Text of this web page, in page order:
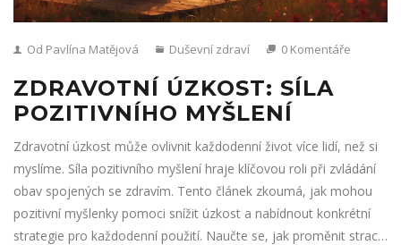
Od Pavlína Matějová Duševní zdraví 0 Komentáře
ZDRAVOTNÍ ÚZKOST: SÍLA
POZITIVNÍHO MYŠLENÍ
Zdravotní úzkost může ovlivnit každodenní život více lidí, než si
myslíme. Síla pozitivního myšlení hraje klíčovou roli při zvládání
obav spojených se zdravím. Tento článek zkoumá, jak mohou
pozitivní myšlenky pomoci snížit úzkost a nabídnout konkrétní
strategie pro každodenní použití. Naučte se, jak proměnit strach